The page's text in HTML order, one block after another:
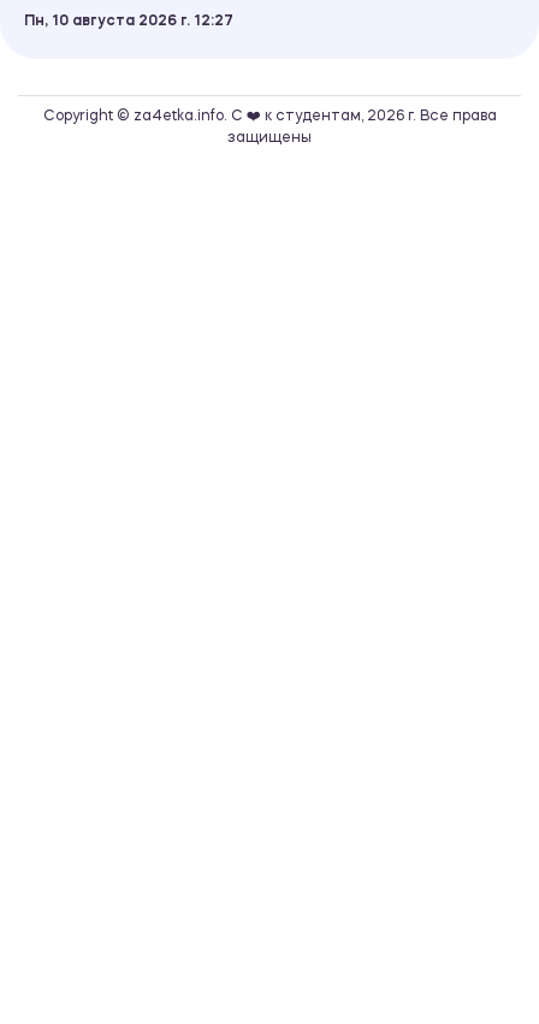
Пн, 10 августа 2026 г. 12 27
Copyright © za4etka.info. С ❤️ к студентам, 2026 г. Все права
защищены